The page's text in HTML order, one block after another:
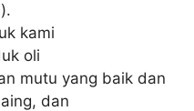
kami
oli
mutu yang baik dan
dan